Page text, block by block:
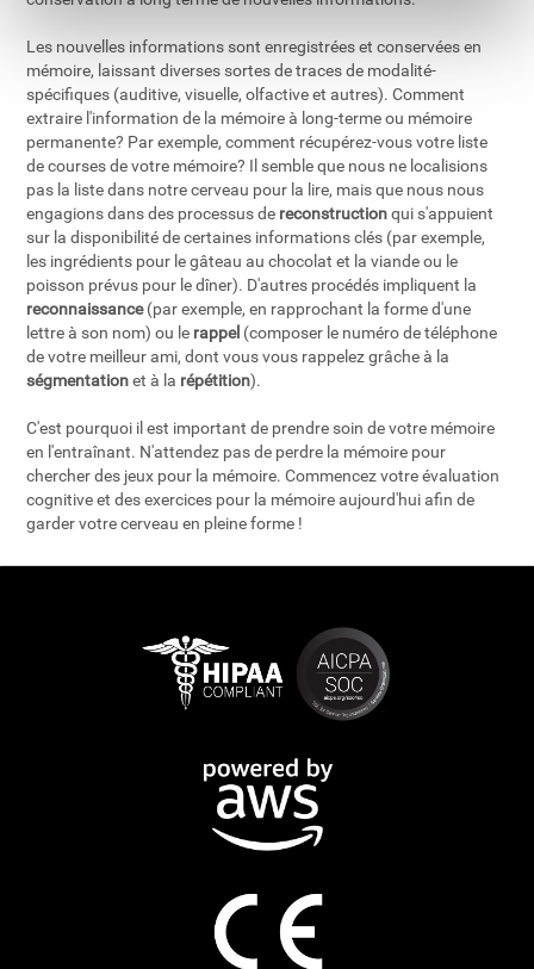
Les nouvelles informations sont enregistrées et conservées en
mémoire, laissant diverses sortes de traces de modalité-
spécifiques (auditive, visuelle, olfactive et autres). Comment
extraire l'information de la mémoire à long-terme ou mémoire
permanente? Par exemple, comment récupérez-vous votre liste
de courses de votre mémoire? Il semble que nous ne localisions
pas la liste dans notre cerveau pour la lire, mais que nous nous
engagions dans des processus de reconstructionqui s'appuient
sur la disponibilité de certaines informations clés (par exemple,
les ingrédients pour le gâteau au chocolat et la viande ou le
poisson prévus pour le dîner). D'autres procédés impliquent la
reconnaissance(par exemple, en rapprochant la forme d'une
lettre à son nom) ou le rappel (composer le numéro de téléphone
de votre meilleur ami, dont vous vous rappelez grâche à la
ségmentationet à la répétition).
C'est pourquoi il est important de prendre soin de votre mémoire
en l'entraînant. N'attendez pas de perdre la mémoire pour
chercher des jeux pour la mémoire. Commencez votre évaluation
cognitive et des exercices pour la mémoire aujourd'hui afin de
garder votre cerveau en pleine forme !